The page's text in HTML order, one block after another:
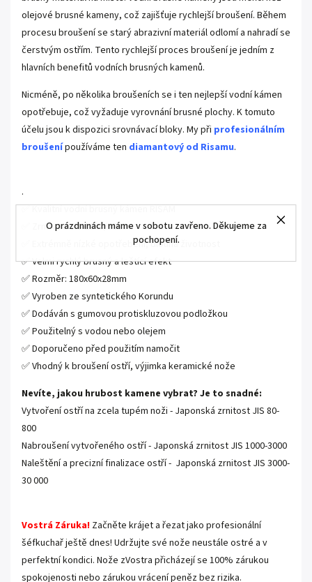
O prázdninách máme v sobotu zavřeno. Děkujeme za
pochopení.
olejové brusné kameny, což zajišťuje rychlejší broušení. Během
procesu broušení se starý abrazivní materiál odlomí a nahradí se
čerstvým ostřím. Tento rychlejší proces broušení je jedním z
hlavních benefitů vodních brusných kamenů.
Nicméně, po několika broušeních se i ten nejlepší vodní kámen
opotřebuje, což vyžaduje vyrovnání brusné plochy. K tomuto
účelu jsou k dispozici srovnávací bloky. My při profesionálním
broušenípoužíváme ten diamantový od Risamu.
.
✅ Kvalitní vodní brusný kámen RISAM
✅ Zrnitost: JIS 2000/5000
✅ Extrémně nízké opotřebení, dlouhá životnost
✅ Velmi rychlý brusný a leštící efekt
✅ Rozměr: 180x60x28mm
✅ Vyroben ze syntetického Korundu
✅ Dodáván s gumovou protiskluzovou podložkou
✅ Použitelný s vodou nebo olejem
✅ Doporučeno před použitím namočit
✅ Vhodný k broušení ostří, výjimka keramické nože
Nevíte, jakou hrubost kamene vybrat? Je to snadné:
Vytvoření ostří na zcela tupém noži - Japonská zrnitost JIS 80-
800
Nabroušení vytvořeného ostří - Japonská zrnitost JIS 1000-3000
Naleštění a precizní finalizace ostří - Japonská zrnitost JIS 3000-
30 000
Vostrá Záruka! Začněte krájet a řezat jako profesionální
šéfkuchař ještě dnes! Udržujte své nože neustále ostré a v
perfektní kondici. Nože zVostra přicházejí se 100% zárukou
spokojenosti nebo zárukou vrácení peněz bez rizika.